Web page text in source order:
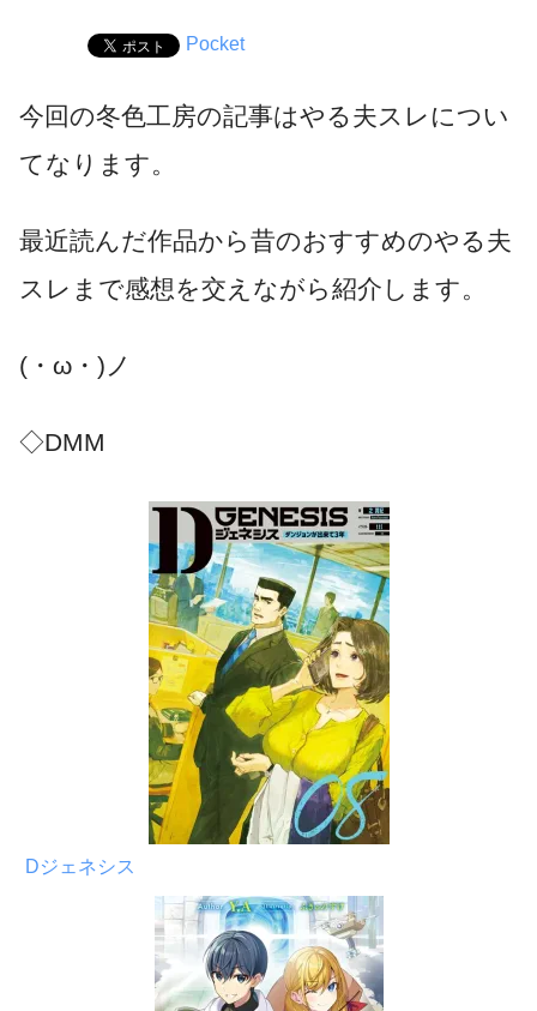
Pocket
今回の冬色工房の記事はやる夫スレについ
てなります。
最近読んだ作品から昔のおすすめのやる夫
スレまで感想を交えながら紹介します。
(・ω・)ノ
◇DMM
Dジェネシス